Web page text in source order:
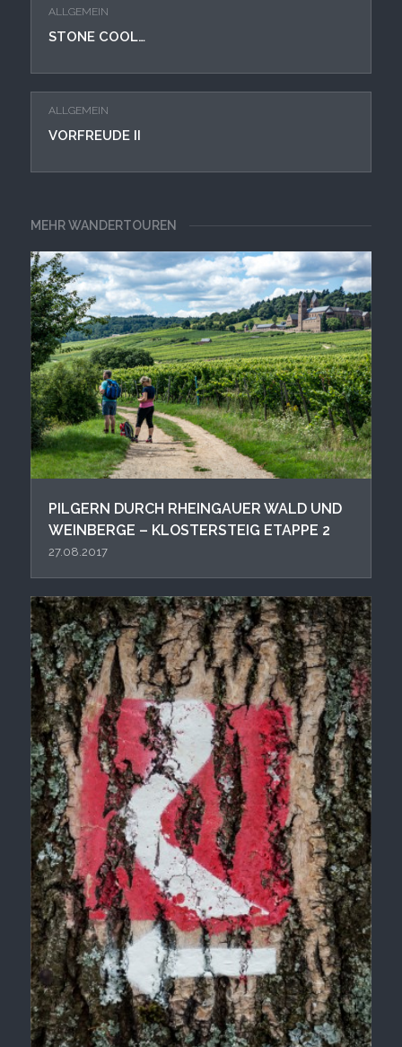
ALLGEMEIN
STONE COOL…
ALLGEMEIN
VORFREUDE II
MEHR WANDERTOUREN
PIL GERN DURCH RHEINGAUER WALD UND
WEINBERGE – KLOSTERSTEIG ETAPPE 2
27.08.2017